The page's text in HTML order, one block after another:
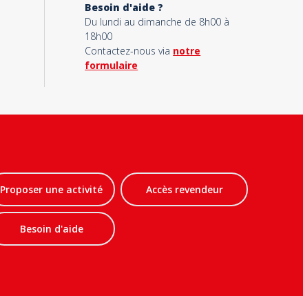
Besoin d'aide ?
Du lundi au dimanche de 8h00 à
18h00
Contactez-nous via notre
formulaire
Proposer une activité Accès revendeur
Besoin d'aide